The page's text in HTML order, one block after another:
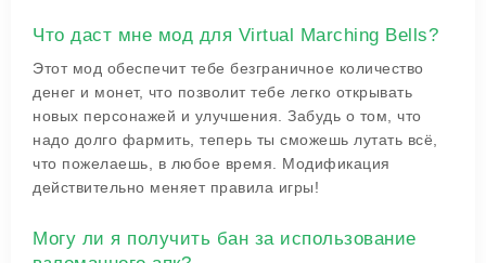
Что даст мне мод для Virtual Marching Bells?
Этот мод обеспечит тебе безграничное количество
денег и монет, что позволит тебе легко открывать
новых персонажей и улучшения. Забудь о том, что
надо долго фармить, теперь ты сможешь лутать всё,
что пожелаешь, в любое время. Модификация
действительно меняет правила игры!
Могу ли я получить бан за использование